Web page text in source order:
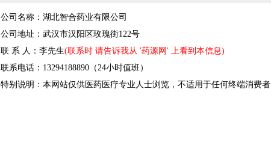
公司名称：湖北智合药业有限公司
公司地址：武汉市汉阳区玫瑰街122号
联 系 人：李先生(联系时 请告诉我从 '药源网' 上看到本信息)
联系电话：13294188890（24小时值班）
特别说明：本网站仅供医药医疗专业人士浏览，不适用于任何终端消费者